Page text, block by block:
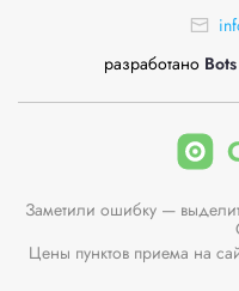
разработано
Заметили ошибку —
Цены пунктов приема на